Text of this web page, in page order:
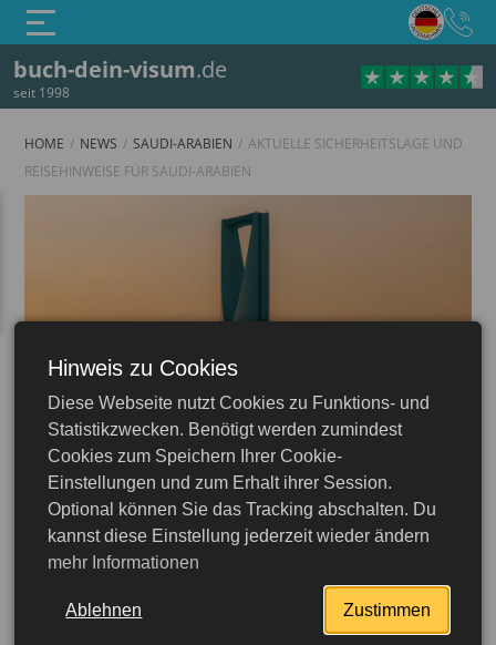
buch-dein-visum.de
seit 1998
Saudi-Arabien
HOME NEWS SAUDI-ARABIEN
AKTUELLE SICHERHEITSLAGE UND
REISEHINWEISE FÜR SAUDI-ARABIEN
23.06.2026
Aktuelle Sicherheitslage
und Reisehinweise für
Saudi-Arabien
Hinweis zu Cookies
Diese Webseite nutzt Cookies zu Funktions- und
Statistikzwecken. Benötigt werden zumindest
Cookies zum Speichern Ihrer Cookie-
Einstellungen und zum Erhalt ihrer Session.
Optional können Sie das Tracking abschalten. Du
kannst diese Einstellung jederzeit wieder ändern
mehr Informationen
Ablehnen Zustimmen